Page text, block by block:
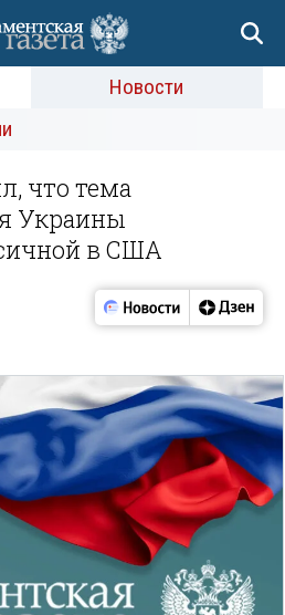
Новости
что тема
Украины
в США